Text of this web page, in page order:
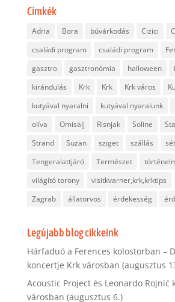
Címkék
Adria Bora búvárkodás Cizici
családi program
családi program
gasztro
gasztronómia halloween
kirándulás
Krk Krk Krk város
kutyával nyaralni
kutyával nyaralunk
olíva
Omisalj Risnjak Soline
Strand
Suzan sziget szállás
Tengeralattjáró
Természet
világító torony
visitkvarner,krk,krktips
Zagrab
állatorvos érdekesség
Legújabb blog cikkeink
Hárfaduó a Ferences kolostorban –
koncertje Krk városban (augusztus
Acoustic Project és Leonardo Rojnić
városban (augusztus 6.)